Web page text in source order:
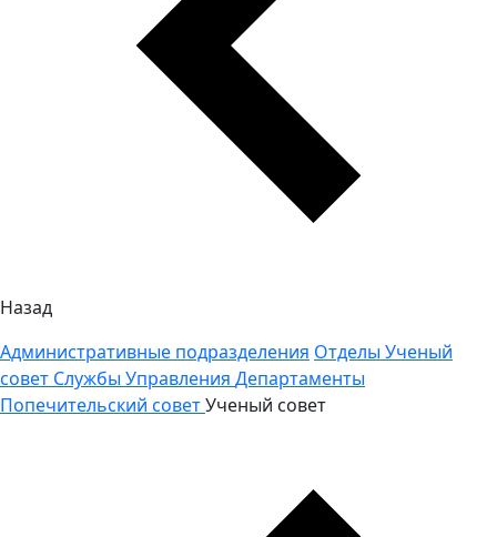
Назад
Административные подразделения Отделы Ученый
совет Службы Управления Департаменты
Попечительский советУченый совет